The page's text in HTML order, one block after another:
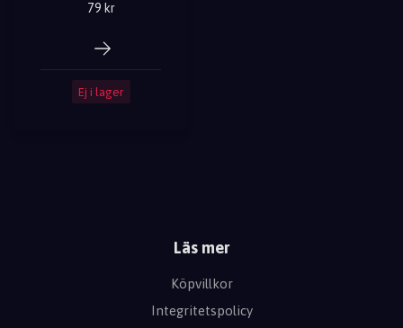
79 kr
Ej i lager
Läs mer
Köpvillkor
Integritetspolicy